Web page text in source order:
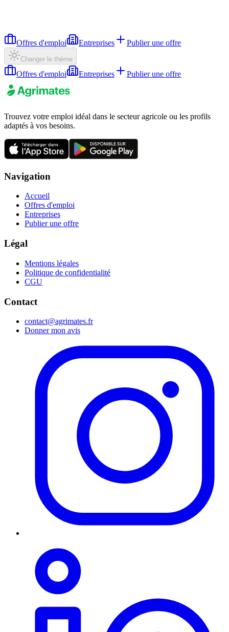
Offres d'emploi Entreprises Publier une offre
Changer le thème
Offres d'emploi Entreprises Publier une offre
Trouvez votre emploi idéal dans le secteur agricole ou les profils
adaptés à vos besoins.
Navigation
Accueil
Offres d'emploi
Entreprises
Publier une offre
Légal
Mentions légales
Politique de confidentialité
CGU
Contact
contact@agrimates.fr
Donner mon avis